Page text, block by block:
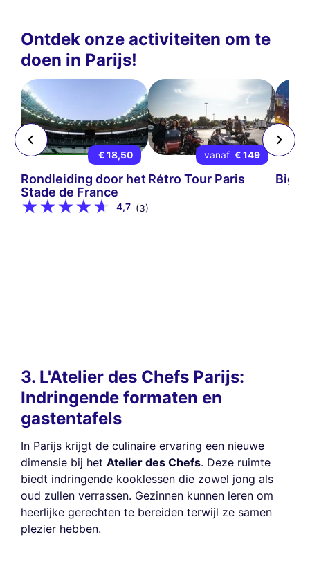
Ontdek onze activiteiten om te
doen in Parijs!
€ 18,50
Rondleiding door het
Stade de France
4,7 (3)
vanaf € 149
Rétro Tour Paris Big
3. L'Atelier des Chefs Parijs:
Indringende formaten en
gastentafels
In Parijs krijgt de culinaire ervaring een nieuwe
dimensie bij het Atelier des Chefs. Deze ruimte
biedt indringende kooklessen die zowel jong als
oud zullen verrassen. Gezinnen kunnen leren om
heerlijke gerechten te bereiden terwijl ze samen
plezier hebben.